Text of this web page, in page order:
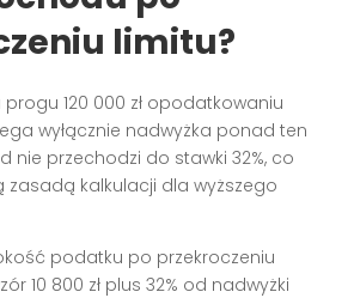
limitu?
120 000 zł opodatkowaniu
wyłącznie nadwyżka ponad ten
nie przechodzi do stawki 32%, co
kalkulacji dla wyższego
podatku po przekroczeniu
10 800 zł plus 32% od nadwyżki